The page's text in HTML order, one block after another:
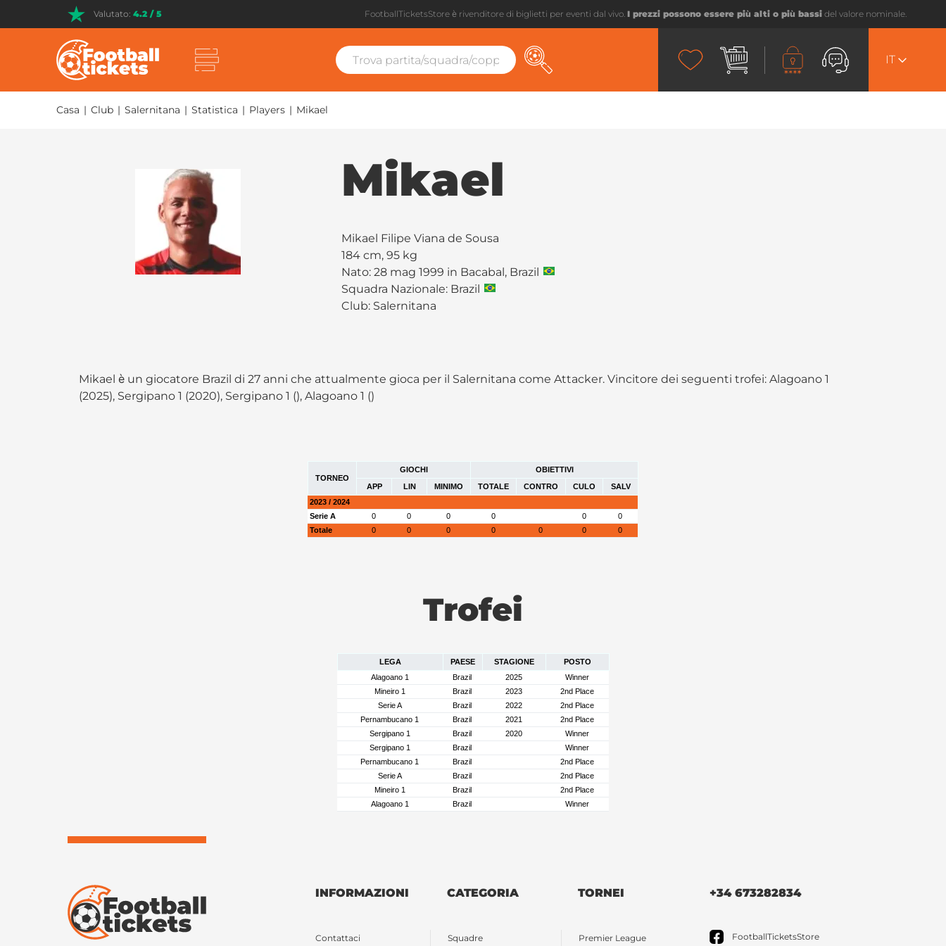
Valutato: 4.2 / 5 FootballTicketsStore è rivenditore di biglietti per eventi dal vivo. I prezzi possono essere più alti o più bassi del valore nominale.
IT
Casa | Club | Salernitana | Statistica | Players | Mikael
Mikael
Mikael Filipe Viana de Sousa
184 cm, 95 kg
Nato: 28 mag 1999 in Bacabal, Brazil
Squadra Nazionale: Brazil
Club: Salernitana
Mikael è un giocatore Brazil di 27 anni che attualmente gioca per il Salernitana come Attacker. Vincitore dei seguenti trofei: Alagoano 1
(2025), Sergipano 1 (2020), Sergipano 1 (), Alagoano 1 ()
TORNEO
GIOCHI
OBIETTIVI
APP
LIN MINIMO TOTALE CONTRO CULO
SALV
2023 / 2024
Serie A
0 0 0 0 0
0
Totale
0 0 0 0 0 0 0
Trofei
LEGA PAESE STAGIONE
POSTO
Alagoano 1
Brazil 2025
Winner
Mineiro 1
Brazil 2023
2nd Place
Serie A
Brazil 2022
2nd Place
Pernambucano 1
Brazil 2021
2nd Place
Sergipano 1
Brazil 2020
Winner
Sergipano 1
Brazil
Winner
Pernambucano 1
Brazil
2nd Place
Serie A
Brazil
2nd Place
Mineiro 1
Brazil
2nd Place
Alagoano 1
Brazil Winner
INFORMAZIONI
Contattaci
CATEGORIA
Squadre
TORNEI
Premier League
+34 673282834
FootballTicketsStore